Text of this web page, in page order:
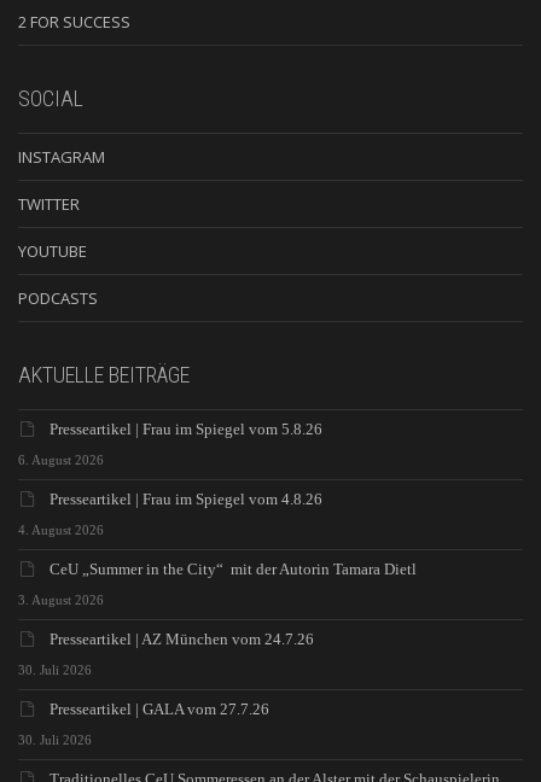
2 FOR SUCCESS
SOCIAL
INSTAGRAM
TWITTER
YOUTUBE
PODCASTS
AKTUELLE BEITRÄGE
Presseartikel | Frau im Spiegel vom 5.8.26
6. August 2026
Presseartikel | Frau im Spiegel vom 4.8.26
4. August 2026
CeU „Summer in the City“ mit der Autorin Tamara Dietl
3. August 2026
Presseartikel | AZ München vom 24.7.26
30. Juli 2026
Presseartikel | GALA vom 27.7.26
30. Juli 2026